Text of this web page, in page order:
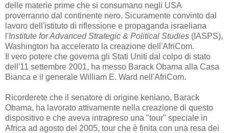
delle materie prime che si consumano negli USA
proverranno dal continente nero. Sicuramente convinto dal
lavoro dell'istituto di riflessione e propaganda israeliana
l'Institute for Advanced Strategic & Political Studies (IASPS),
Washington ha accelerato la creazione dell'AfriCom.
Il vero potere che governa gli Stati Uniti dal colpo di stato
dell'11 settembre 2001, ha messo Barack Obama alla Casa
Bianca e il generale William E. Ward nell'AfriCom.
Ricorderete che il senatore di origine keniano, Barack
Obama, ha lavorato attivamente nella creazione di questo
dispositivo e che aveva intrapreso una "tour" speciale in
Africa ad agosto del 2005, tour che è finita con una resa dei